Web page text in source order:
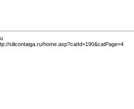
silicontaiga.ru/home.asp?catId=190&catPage=4